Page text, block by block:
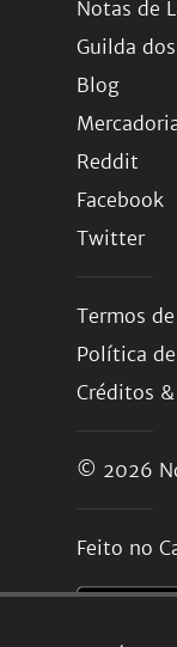
Notas de
Guilda
Blog
Reddit
Facebook
Twitter
Termos
Política
Créditos
© 2026
Feito no